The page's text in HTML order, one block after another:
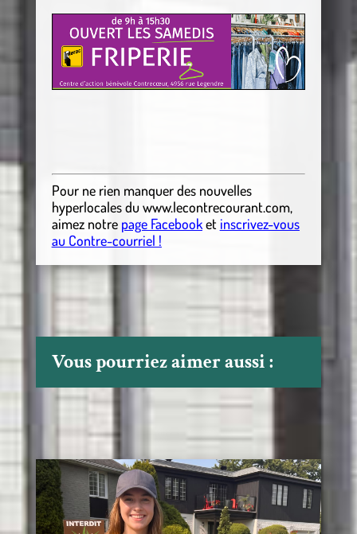
Pour ne rien manquer des nouvelles
hyperlocalesdu www.lecontrecourant.com,
aimez notre page Facebooket inscrivez-vous
au Contre-courriel !
Vous pourriez aimer aussi :